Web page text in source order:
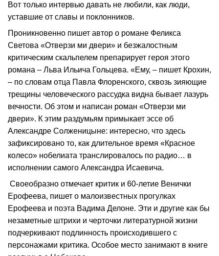
Вот только интервью давать не любили, как люди,
уставшие от славы и поклонников.
Проникновенно пишет автор о романе Феликса
Светова «Отверзи ми двери» и безжалостным
критическим скальпелем препарирует героя этого
романа – Льва Ильича Гольцева. «Ему, – пишет Крохин,
– по словам отца Павла Флоренского, сквозь зияющие
трещины человеческого рассудка видна бывает лазурь
вечности. Об этом и написан роман «Отверзи ми
двери». К этим раздумьям примыкает эссе об
Александре Солженицыне: интересно, что здесь
зафиксировано то, как длительное время «Красное
колесо» нобелиата транслировалось по радио… в
исполнении самого Александра Исаевича.
Своеобразно отмечает критик и 60-летие Венички
Ерофеева, пишет о малоизвестных прогулках
Ерофеева и поэта Вадима Делоне. Эти и другие как бы
незаметные штрихи и черточки литературной жизни
подчеркивают подлинность происходившего с
персонажами критика. Особое место занимают в книге